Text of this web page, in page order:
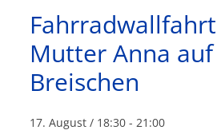
Mutter Anna
Breischen
17. August / 18:30 - 21:00